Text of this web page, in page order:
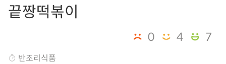
끝짱떡볶이
0 4 7
반조리식품